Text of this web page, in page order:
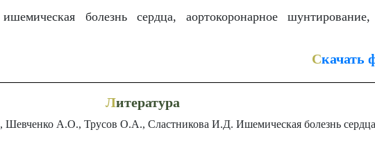
ишемическая болезнь сердца, аортокоронарное шунтирование,
Скачать
Литература
А.О., Трусов О.А., Сластникова И.Д. Ишемическая болезнь